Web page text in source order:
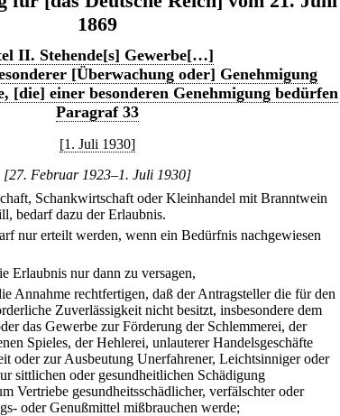
1869
II. Stehende[s] Gewerbe[…]
[Überwachung oder] Genehmigung
[die] einer besonderen Genehmigung bedürfen
Paragraf 33
[1. Juli 1930]
[27. Februar 1923–1. Juli 1930]
Schankwirtschaft oder Kleinhandel mit Branntwein
bedarf dazu der Erlaubnis.
nur erteilt werden, wenn ein Bedürfnis nachgewiesen
Erlaubnis nur dann zu versagen,
Annahme rechtfertigen, daß der Antragsteller die für den
Zuverlässigkeit nicht besitzt, insbesondere dem
das Gewerbe zur Förderung der Schlemmerei, der
Spieles, der Hehlerei, unlauterer Handelsgeschäfte
oder zur Ausbeutung Unerfahrener, Leichtsinniger oder
sittlichen oder gesundheitlichen Schädigung
Vertriebe gesundheitsschädlicher, verfälschter oder
oder Genußmittel mißbrauchen werde;